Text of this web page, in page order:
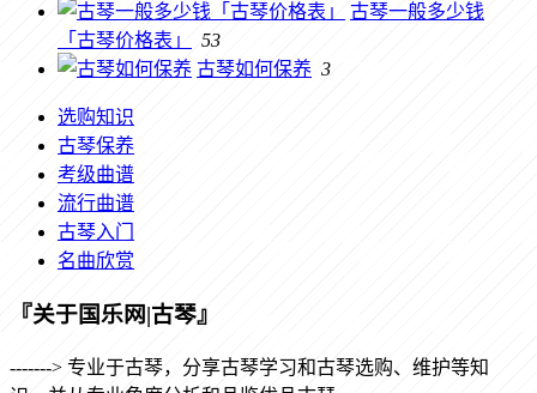
古琴一般多少钱
「古琴价格表」
53
古琴如何保养 3
选购知识
古琴保养
考级曲谱
流行曲谱
古琴入门
名曲欣赏
『关于国乐网|古琴』
-------> 专业于古琴，分享古琴学习和古琴选购、维护等知